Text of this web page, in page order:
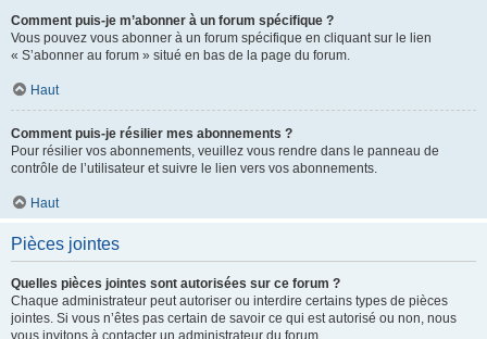
Comment puis-je m’abonner à un forum spécifique ?
Vous pouvez vous abonner à un forum spécifique en cliquant sur le lien
« S’abonner au forum » situé en bas de la page du forum.
Haut
Comment puis-je résilier mes abonnements ?
Pour résilier vos abonnements, veuillez vous rendre dans le panneau de
contrôle de l’utilisateur et suivre le lien vers vos abonnements.
Haut
Pièces jointes
Quelles pièces jointes sont autorisées sur ce forum ?
Chaque administrateur peut autoriser ou interdire certains types de pièces
jointes. Si vous n’êtes pas certain de savoir ce qui est autorisé ou non, nous
vous invitons à contacter un administrateur du forum.